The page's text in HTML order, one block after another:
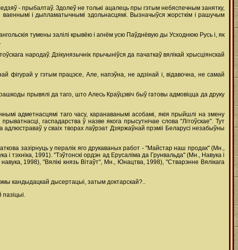
- прыбалтаў. Здолеў не толькі ацалець пры гэтым небяспечным занятку,
і дыпламатычнымі здольнасцямі. Вызначыўся жорсткім і рашучым
тумены залілі крывёю і агнём усю Паўднёвую ды Усходнюю Русь і, як
народаў. Дзікунязычнік прычыніўся да пачаткаў вялікай хрысціянскай
фігурай у гэтым працэсе, Але, напэўна, не адзінай і, відавочна, не самай
прывялі да таго, што Алесь Краўцэвіч быў гатовы адмовіцца да друку
адметнасцямі таго часу, каранаванымі асобамі, якія прыйшлі на змену
гаспадарства ў назве якога прысутнічае слова "Літоўскае". Тут
у сваіх творах лаўрэат Дзяржаўнай прэміі Беларусі незабыўны
зазірнуць у пералік яго друкаваных работ - "Майстар наш продак" (Мн.,
тэхніка, 1991). "Тэўтонскі ордэн ад Ерусаліма да Грунвальда" (Мн., Навука і
1998), "Вялікі князь Вітаўт", Мн., Юнацтва, 1998), "Стварэнне Вялікага
кандыдацкай дысертацыі, затым доктарскай?..